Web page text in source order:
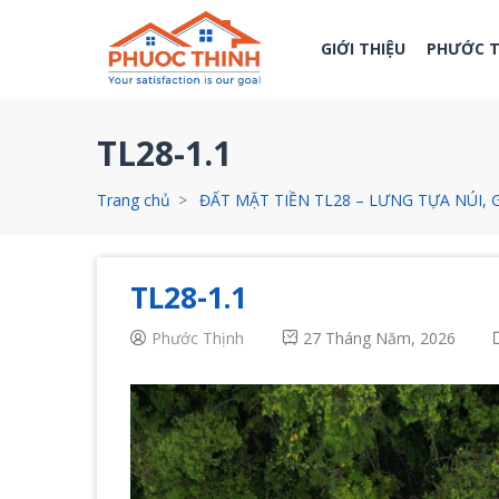
GIỚI THIỆU PHƯỚC
TL28-1.1
Trang chủ ĐẤT MẶT TIỀN TL28 – LƯNG TỰA NÚI,
TL28-1.1
Phước Thịnh 27 Tháng Năm, 2026